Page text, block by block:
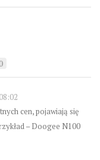
cen, pojawiają się
– Doogee N100